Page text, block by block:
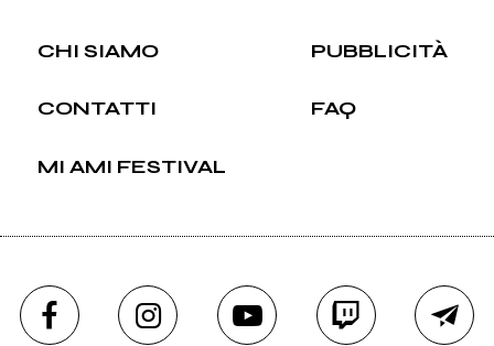
CHI SIAMO PUBBLICITÀ
CONTATTI FAQ
MI AMI FESTIVAL